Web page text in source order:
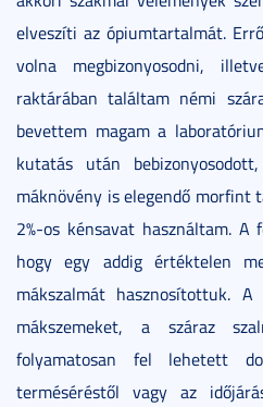
elveszíti az ópiumtartalmát.
volna megbizonyosodni,
raktárában találtam némi
bevettem magam a
kutatás után
máknövény is elegendő morfint
2%-os kénsavat használtam. A
hogy egy addig értéktelen
mákszalmát hasznosítottuk.
mákszemeket, a száraz
folyamatosan fel lehetett
terméséréstől vagy az